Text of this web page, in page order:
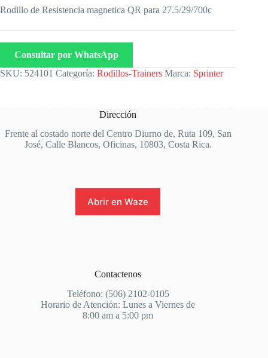
Rodillo de Resistencia magnetica QR para 27.5/29/700c
Consultar por WhatsApp
SKU: 524101 Categoría: Rodillos-Trainers Marca: Sprinter
Dirección
Frente al costado norte del Centro Diurno de, Ruta 109, San
José, Calle Blancos, Oficinas, 10803, Costa Rica.
Abrir en Waze
Contactenos
Teléfono: (506) 2102-0105
Horario de Atención: Lunes a Viernes de
8:00 am a 5:00 pm